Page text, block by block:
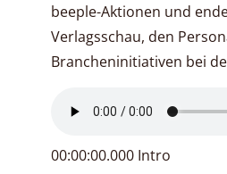
beeple-Aktionen und
Verlagsschau, den
Brancheninitiativen bei
00:00:00.000 Intro